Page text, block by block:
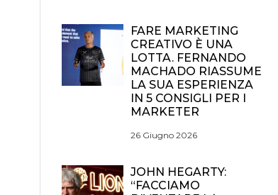
FARE MARKETING
CREATIVO È UNA
LOTTA. FERNANDO
MACHADO RIASSUME
LA SUA ESPERIENZA
IN 5 CONSIGLI PER I
MARKETER
26 Giugno 2026
JOHN HEGARTY:
“FACCIAMO